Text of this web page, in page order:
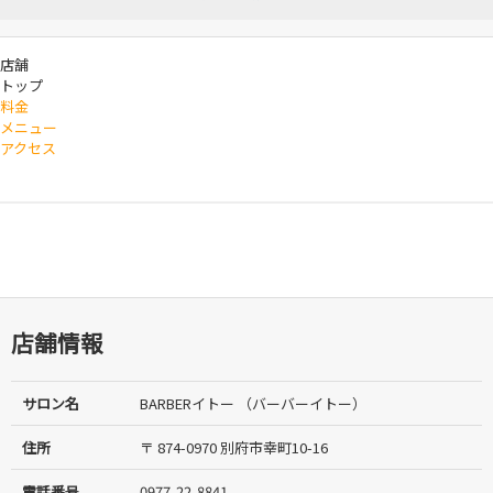
店舗
トップ
料金
メニュー
アクセス
店舗情報
サロン名 BARBERイトー （バーバーイトー）
住所 〒 874-0970 別府市幸町10-16